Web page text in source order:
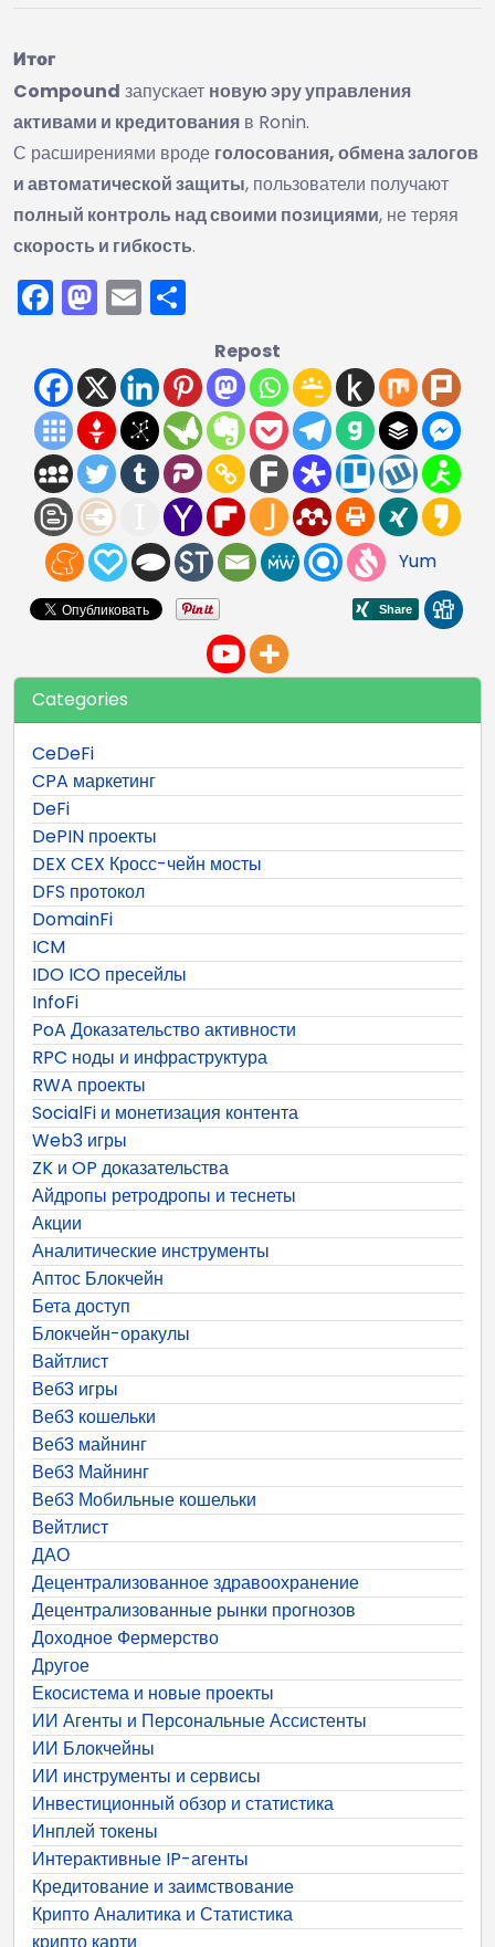
Итог
Compound запускает новую эру управления
активами и кредитования в Ronin.
С расширениями вроде голосования, обмена залогов
и автоматической защиты, пользователи получают
полный контроль над своими позициями, не теряя
скорость и гибкость.
Facebook
Mastodon
Email
Repost
Yum
Categories
CeDeFi
CPA маркетинг
DeFi
DePIN проекты
DEX CEX Кросс-чейн мосты
DFS протокол
DomainFi
ICM
IDO ICO пресейлы
InfoFi
PoA Доказательство активности
RPC ноды и инфраструктура
RWA проекты
SocialFi и монетизация контента
Web3 игры
ZK и OP доказательства
Айдропы ретродропы и теснеты
Акции
Аналитические инструменты
Аптос Блокчейн
Бета доступ
Блокчейн-оракулы
Вайтлист
Веб3 игры
Веб3 кошельки
Веб3 майнинг
Веб3 Майнинг
Веб3 Мобильные кошельки
Вейтлист
ДАО
Децентрализованное здравоохранение
Децентрализованные рынки прогнозов
Доходное Фермерство
Другое
Екосистема и новые проекты
ИИ Агенты и Персональные Ассистенты
ИИ Блокчейны
ИИ инструменты и сервисы
Инвестиционный обзор и статистика
Инплей токены
Интерактивные IP-агенты
Кредитование и заимствование
Крипто Аналитика и Статистика